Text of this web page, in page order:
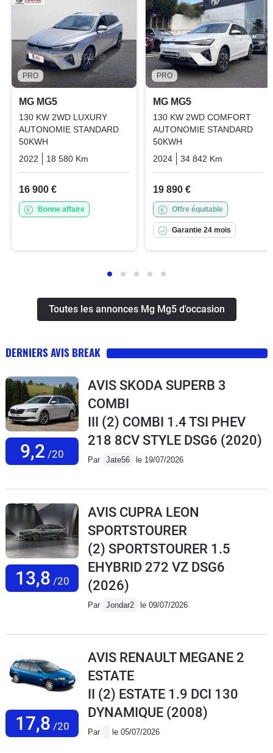
PRO
MG MG5
130 KW 2WD LUXURY
AUTONOMIE STANDARD
50KWH
2022
18 580 Km Electric
16 900 €
Bonne affaire
PRO
MG MG5
130 KW 2WD COMFORT
AUTONOMIE STANDARD
50KWH
2024
34 842 Km
19 890 €
Offre équitable
Garantie 24 mois
Toutes les annonces Mg Mg5 d'occasion
DERNIERS AVIS BREAK
9,2 /20
AVIS SKODA SUPERB 3
COMBI
III (2) COMBI 1.4 TSI PHEV
218 8CV STYLE DSG6 (2020)
Par Jate56 le 19/07/2026
13,8 /20
AVIS CUPRA LEON
SPORTSTOURER
(2) SPORTSTOURER 1.5
EHYBRID 272 VZ DSG6
(2026)
Par Jondar2 le 09/07/2026
17,8 /20
AVIS RENAULT MEGANE 2
ESTATE
II (2) ESTATE 1.9 DCI 130
DYNAMIQUE (2008)
Par le 05/07/2026